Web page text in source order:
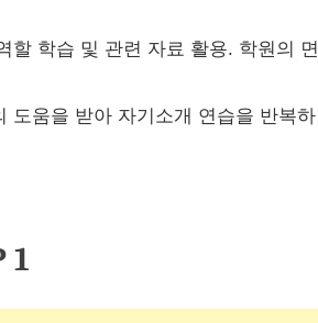
할 학습 및 관련 자료 활용. 학원의 면
도움을 받아 자기소개 연습을 반복하
1